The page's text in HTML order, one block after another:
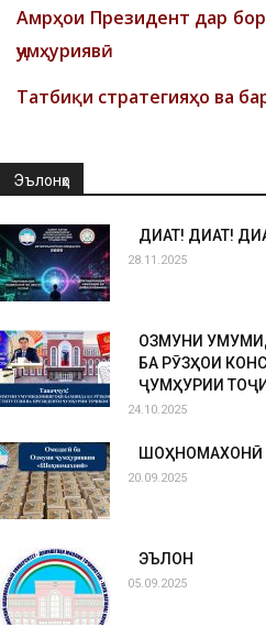
Амрҳои Президент дар
ҷумҳуриявӣ
Татбиқи стратегияҳо ва
Эълонҳо
ДИҚҚАТ! ДИҚҚАТ!
28.11.2025
ОЗМУНИ
БА РӮЗҲОИ
ҶУМҲУРИИ
24.10.2025
ШОҲНОМАХОНӢ
20.09.2025
ЭЪЛОН
05.09.2025